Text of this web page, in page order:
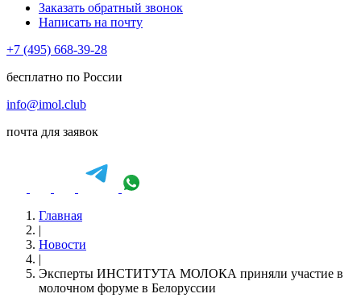
Заказать обратный звонок
Написать на почту
+7 (495) 668-39-28
бесплатно по России
info@imol.club
почта для заявок
Главная
|
Новости
|
Эксперты ИНСТИТУТА МОЛОКА приняли участие в
молочном форуме в Белоруссии